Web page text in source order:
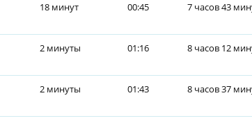
18 минут 00:45 7 часов 43
2 минуты 01:16 8 часов 12
2 минуты 01:43 8 часов 37